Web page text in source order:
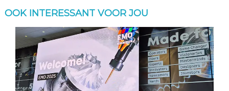
OOK INTERESSANT VOOR JOU